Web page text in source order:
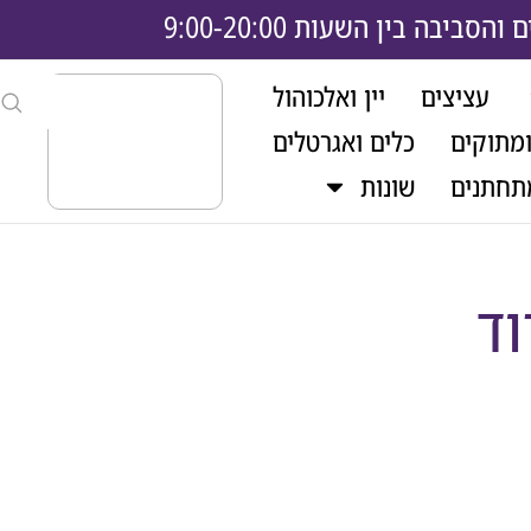
בין השעות 9:00-20:00
עציצים
יין ואלכוהול
כלים ואגרטלים
שונות